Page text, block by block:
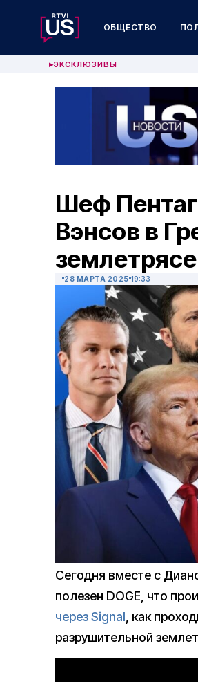
ОБЩЕСТВО
▶ЭКСКЛЮЗИВЫ
Шеф
Вэнсов в
28 МАРТА 2025 19:33
Сегодня вместе с
полезен DOGE, что
через Signal, как
разрушительной